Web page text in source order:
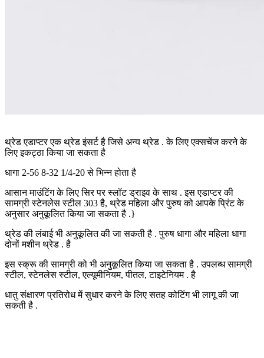
थ्रेड एडाप्टर एक थ्रेड इंसर्ट है जिसे अन्य थ्रेड . के लिए एक्सचेंज करने के
लिए इकट्ठा किया जा सकता है
धागा 2-56 8-32 1/4-20 से भिन्न होता है
आसान माउंटिंग के लिए सिर पर स्लॉट ड्राइव के साथ . इस एडाप्टर की
सामग्री स्टेनलेस स्टील 303 है, थ्रेड महिला और पुरुष को आपके प्रिंट के
अनुसार अनुकूलित किया जा सकता है .}
थ्रेड की लंबाई भी अनुकूलित की जा सकती है . पुरुष धागा और महिला धागा
दोनों मशीन थ्रेड . है
इस स्क्रू की सामग्री को भी अनुकूलित किया जा सकता है . उपलब्ध सामग्री
स्टील, स्टेनलेस स्टील, एल्यूमीनियम, पीतल, टाइटेनियम . है
धातु संक्षारण प्रतिरोध में सुधार करने के लिए सतह कोटिंग भी लागू की जा
सकती है .